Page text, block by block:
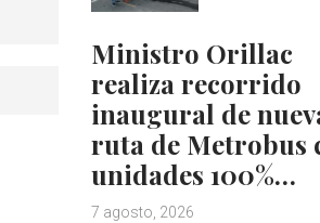
Ministro Orillac
realiza recorrido
inaugural de
ruta de Metrobus
unidades 100%…
7 agosto, 2026